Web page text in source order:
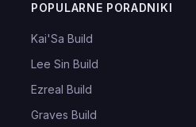
POPULARNE PORADNIKI
Kai'Sa Build
Lee Sin Build
Ezreal Build
Graves Build